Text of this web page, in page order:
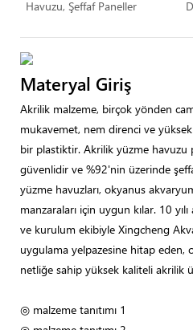
Havuzu, Şeffaf Paneller
Materyal Giriş
Akrilik malzeme, birçok yönden
mukavemet, nem direnci ve
bir plastiktir. Akrilik yüzme havuzu
güvenlidir ve %92'nin üzerinde
yüzme havuzları, okyanus
manzaraları için uygun kılar. 10
ve kurulum ekibiyle Xingcheng
uygulama yelpazesine hitap eden,
netliğe sahip yüksek kaliteli akrilik
◎ malzeme tanıtımı 1